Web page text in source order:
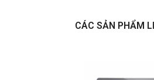
CÁC SẢN PHẨM